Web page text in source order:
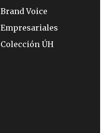
Brand Voice
Empresariales
Colección ÚH